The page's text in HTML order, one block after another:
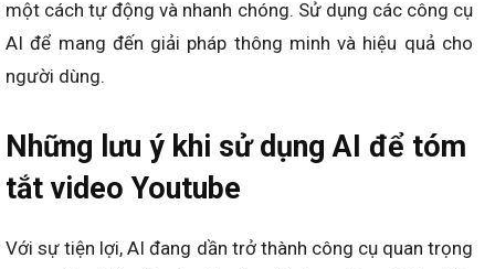
một cách tự động và nhanh chóng. Sử dụng các công cụ
AI để mang đến giải pháp thông minh và hiệu quả cho
người dùng.
Những lưu ý khi sử dụng AI để tóm
tắt video Youtube
Với sự tiện lợi, AI đang dần trở thành công cụ quan trọng